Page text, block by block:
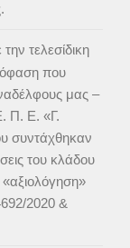
τελεσίδικη
που
μας –
Π. Ε. «Γ.
συντάχθηκαν
του κλάδου
2020 &